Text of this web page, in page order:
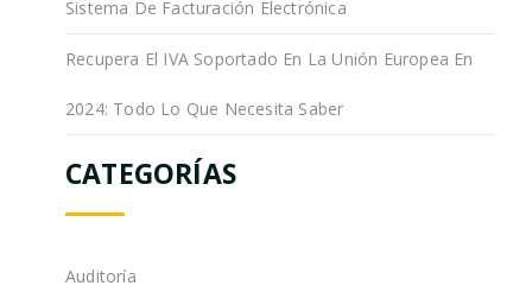
Sistema De Facturación Electrónica
Recupera El IVA Soportado En La Unión Europea En
2024: Todo Lo Que Necesita Saber
CATEGORÍAS
Auditoría